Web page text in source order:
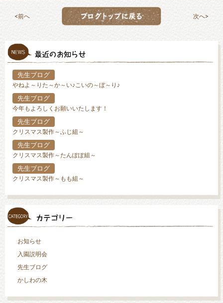
前へ 次へ
先生ブログ
やねよ～りた～か～い♪こいの～ぼ～り♪
先生ブログ
今年もよろしくお願いいたします！
先生ブログ
クリスマス製作～ふじ組～
先生ブログ
クリスマス製作～たんぽぽ組～
先生ブログ
クリスマス製作～もも組～
お知らせ
入園説明会
先生ブログ
かしわの木